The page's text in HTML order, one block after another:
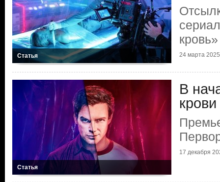
Статья
кровь»
24 марта 2025
Статья
В
крови
17 декабря